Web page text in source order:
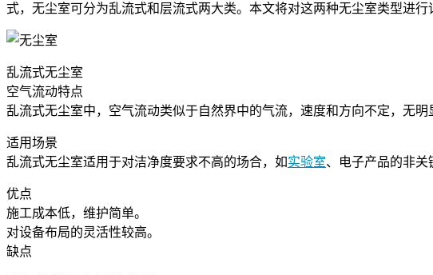
式，无尘室可分为乱流式和层流式两大类。本文将对这两种无尘室类型进行
乱流式无尘室
空气流动特点
乱流式无尘室中，空气流动类似于自然界中的气流，速度和方向不定，无
适用场景
乱流式无尘室适用于对洁净度要求不高的场合，如实验室、电子产品的非关
优点
施工成本低，维护简单。
对设备布局的灵活性较高。
缺点